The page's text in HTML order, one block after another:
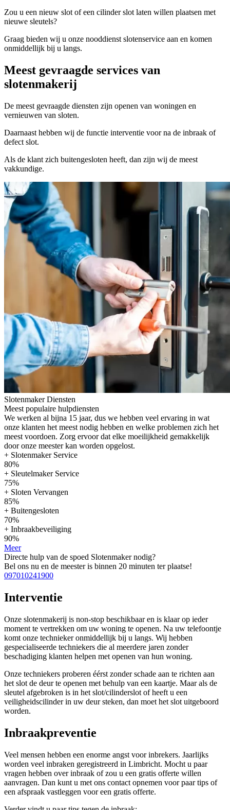
Zou u een nieuw slot of een cilinder slot laten willen plaatsen met
nieuwe sleutels?
Graag bieden wij u onze nooddienst slotenservice aan en komen
onmiddellijk bij u langs.
Meest gevraagde services van
slotenmakerij
De meest gevraagde diensten zijn openen van woningen en
vernieuwen van sloten.
Daarnaast hebben wij de functie interventie voor na de inbraak of
defect slot.
Als de klant zich buitengesloten heeft, dan zijn wij de meest
vakkundige.
Slotenmaker Diensten
Meest populaire hulpdiensten
We werken al bijna 15 jaar, dus we hebben veel ervaring in wat
onze klanten het meest nodig hebben en welke problemen zich het
meest voordoen. Zorg ervoor dat elke moeilijkheid gemakkelijk
door onze meester kan worden opgelost.
+ Slotenmaker Service
80%
+ Sleutelmaker Service
75%
+ Sloten Vervangen
85%
+ Buitengesloten
70%
+ Inbraakbeveiliging
90%
Meer
Directe hulp van de spoed Slotenmaker nodig?
Bel ons nu en de meester is binnen 20 minuten ter plaatse!
097010241900
Interventie
Onze slotenmakerij is non-stop beschikbaar en is klaar op ieder
moment te vertrekken om uw woning te openen. Na uw telefoontje
komt onze technieker onmiddellijk bij u langs. Wij hebben
gespecialiseerde techniekers die al meerdere jaren zonder
beschadiging klanten helpen met openen van hun woning.
Onze techniekers proberen éérst zonder schade aan te richten aan
het slot de deur te openen met behulp van een kaartje. Maar als de
sleutel afgebroken is in het slot/cilinderslot of heeft u een
veiligheidscilinder in uw deur steken, dan moet het slot uitgeboord
worden.
Inbraakpreventie
Veel mensen hebben een enorme angst voor inbrekers. Jaarlijks
worden veel inbraken geregistreerd in Limbricht. Mocht u paar
vragen hebben over inbraak of zou u een gratis offerte willen
aanvragen. Dan kunt u met ons contact opnemen voor paar tips of
een afspraak vastleggen voor een gratis offerte.